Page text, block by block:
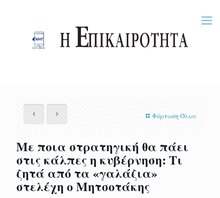
Φόρτωση Όλων
Με ποια στρατηγική θα πάει
στις κάλπες η κυβέρνηση: Τι
ζητά από τα «γαλάζια»
στελέχη ο Μητσοτάκης